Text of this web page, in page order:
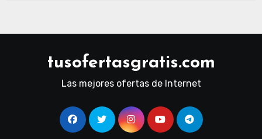
tusofertasgratis.com
Las mejores ofertas de Internet